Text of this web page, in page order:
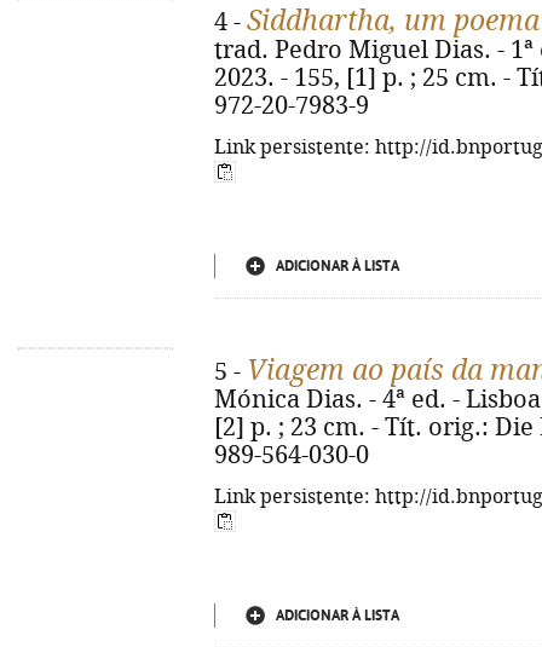
4 - Siddhartha, um
trad. Pedro Miguel Dias. -
2023. - 155, [1] p. ; 25 cm. -
972-20-7983-9
Link persistente: http://
ADICIONAR À LISTA
5 - Viagem ao país da
Mónica Dias. - 4ª ed. -
[2] p. ; 23 cm. - Tít. orig.:
989-564-030-0
Link persistente: http://
ADICIONAR À LISTA